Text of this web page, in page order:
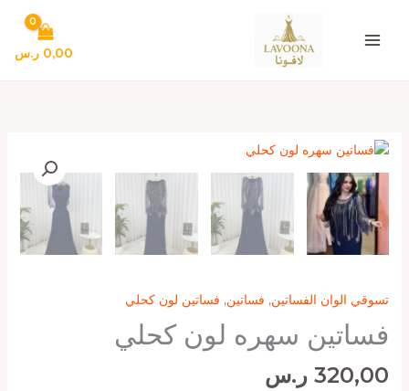
المحتوى
0,00 ر.س
تسوقي الوان الفساتين, فساتين, فساتين لون كحلي
فساتين سهره لون كحلي
320,00 ر.س
كمية
سهره
لون
كحلي